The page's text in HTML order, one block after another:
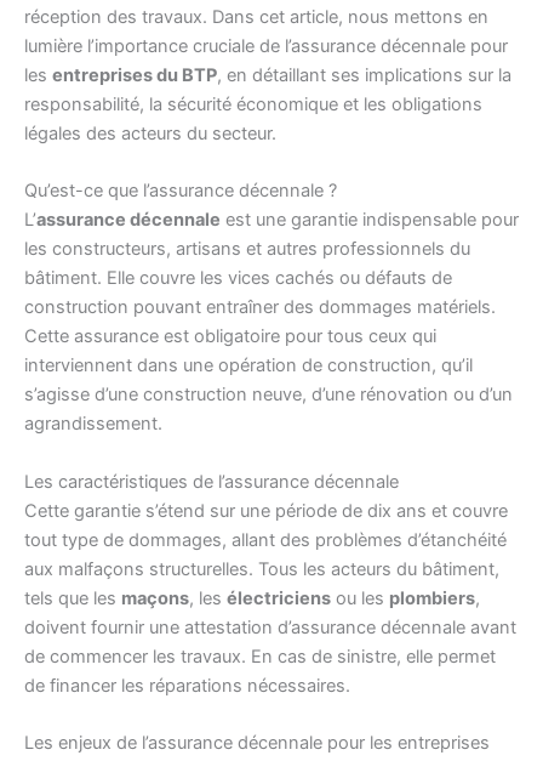
réception des travaux. Dans cet article, nous mettons en
lumière l’importance cruciale de l’assurance décennale pour
les entreprises du BTP, en détaillant ses implications sur la
responsabilité, la sécurité économique et les obligations
légales des acteurs du secteur.
Qu’est-ce que l’assurance décennale ?
L’assurance décennale est une garantie indispensable pour
les constructeurs, artisans et autres professionnels du
bâtiment. Elle couvre les vices cachés ou défauts de
construction pouvant entraîner des dommages matériels.
Cette assurance est obligatoire pour tous ceux qui
interviennent dans une opération de construction, qu’il
s’agisse d’une construction neuve, d’une rénovation ou d’un
agrandissement.
Les caractéristiques de l’assurance décennale
Cette garantie s’étend sur une période de dix ans et couvre
tout type de dommages, allant des problèmes d’étanchéité
aux malfaçons structurelles. Tous les acteurs du bâtiment,
tels que les maçons, les électriciens ou les plombiers,
doivent fournir une attestation d’assurance décennale avant
de commencer les travaux. En cas de sinistre, elle permet
de financer les réparations nécessaires.
Les enjeux de l’assurance décennale pour les entreprises